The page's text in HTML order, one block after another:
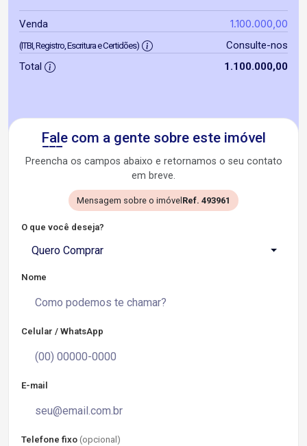
Venda 1.100.000,00
(ITBI, Registro, Escritura e Certidões)
Consulte-nos
Total
1.100.000,00
Fale com a gente sobre este imóvel
Preencha os campos abaixo e retornamos o seu contato
em breve.
Mensagem sobre o imóvel Ref. 493961
O que você deseja?
Quero Comprar
Nome
Celular / WhatsApp
E-mail
Telefone fixo (opcional)